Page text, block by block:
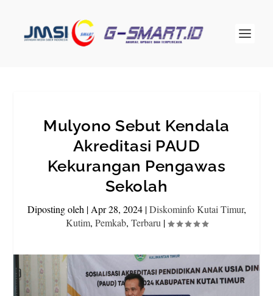
Mulyono Sebut Kendala
Akreditasi PAUD
Kekurangan Pengawas
Sekolah
Diposting oleh | Apr 28, 2024|Diskominfo Kutai Timur,
Kutim, Pemkab, Terbaru |